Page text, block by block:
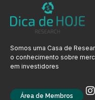
Somos uma Casa de
o conhecimento sobre
em investidores
Área de Membros